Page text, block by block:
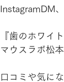
InstagramDM
『歯のホワイ
マウスラボ松
口コミや気に